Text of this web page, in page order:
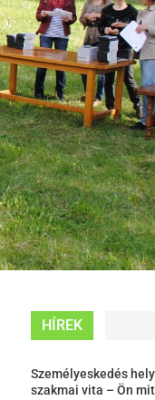
HÍREK
Személyeskedés
szakmai vita – Ön